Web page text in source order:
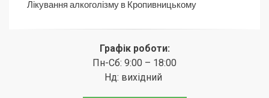
Лікування алкоголізму в Кропивницькому
Графік роботи:
Пн-Сб: 9:00 – 18:00
Нд: вихідний